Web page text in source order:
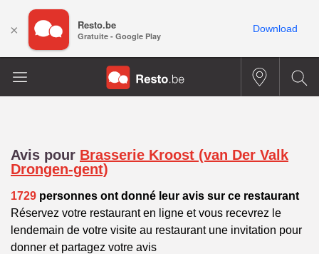
Avis pour Brasserie Kroost (van Der Valk
Drongen-gent)
1729 personnes ont donné leur avis sur ce restaurant
Réservez votre restaurant en ligne et vous recevrez le
lendemain de votre visite au restaurant une invitation pour
donner et partagez votre avis
× Resto.be
Gratuite - Google Play
Download